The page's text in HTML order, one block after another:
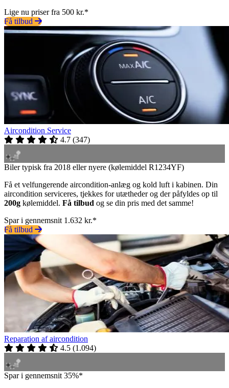
Lige nu priser fra 500 kr.*
Få tilbud
Aircondition Service
4.7 (347)
Biler typisk fra 2018 eller nyere (kølemiddel R1234YF)
Få et velfungerende aircondition-anlæg og kold luft i kabinen. Din
aircondition serviceres, tjekkes for utætheder og der påfyldes op til
200g kølemiddel. Få tilbud og se din pris med det samme!
Spar i gennemsnit 1.632 kr.*
Få tilbud
Reparation af aircondition
4.5 (1.094)
Spar i gennemsnit 35%*